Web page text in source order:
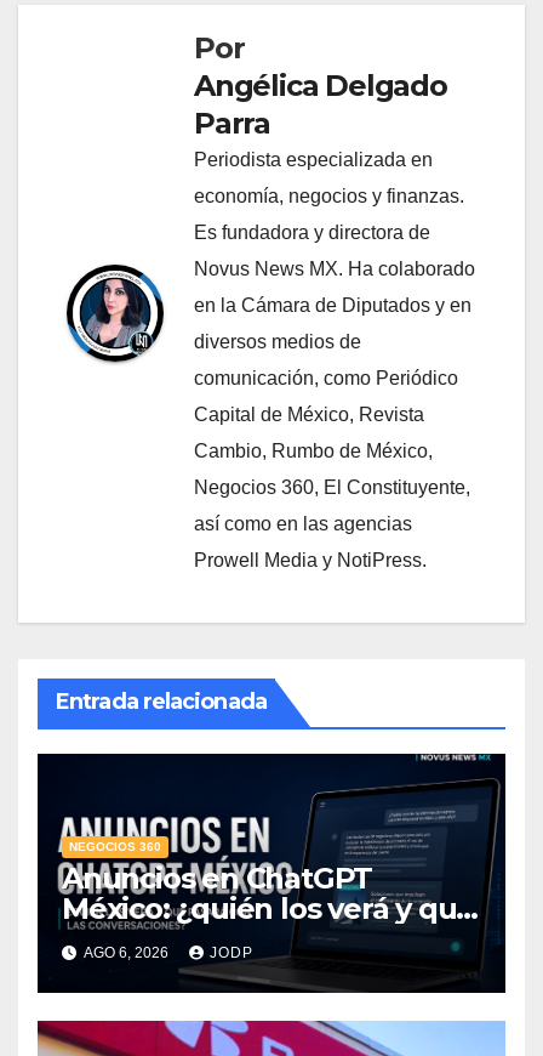
Por
Angélica Delgado
Parra
Periodista especializada en
economía, negocios y finanzas.
Es fundadora y directora de
Novus News MX. Ha colaborado
en la Cámara de Diputados y en
diversos medios de
comunicación, como Periódico
Capital de México, Revista
Cambio, Rumbo de México,
Negocios 360, El Constituyente,
así como en las agencias
Prowell Media y NotiPress.
Entrada relacionada
NEGOCIOS 360
Anuncios en ChatGPT
México: ¿quién los verá y qué
pasará con las
conversaciones?
AGO 6, 2026 JODP